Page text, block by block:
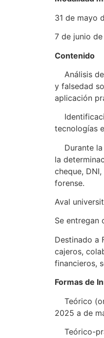
31 de mayo
7 de junio
Contenido
Análisis de
y falsedad
aplicación
tecnologías
Durante la
la
cheque,
forense.
Aval
Se entregan
Destinado a
cajeros,
financieros,
Formas de
Teórico
2025 a de
Teórico-